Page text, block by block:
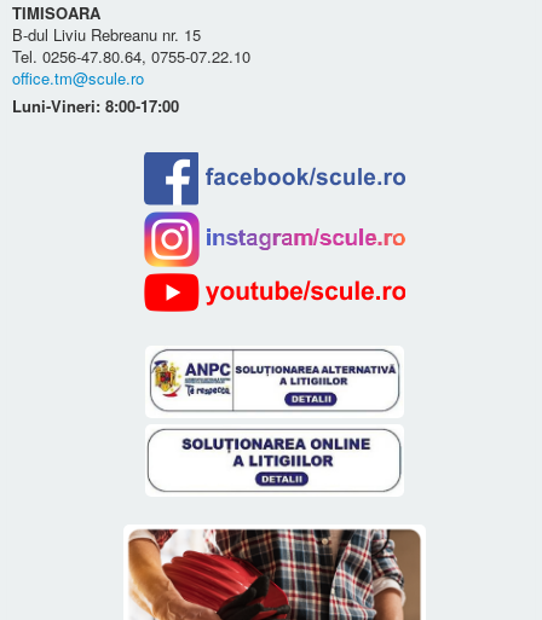
TIMISOARA
B-dul Liviu Rebreanu nr. 15
Tel. 0256-47.80.64, 0755-07.22.10
office.tm@scule.ro
Luni-Vineri: 8:00-17:00